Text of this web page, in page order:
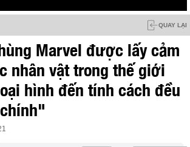
QUAY LẠI
Marvel được lấy cảm
nhân vật trong thế giới
hình đến tính cách đều